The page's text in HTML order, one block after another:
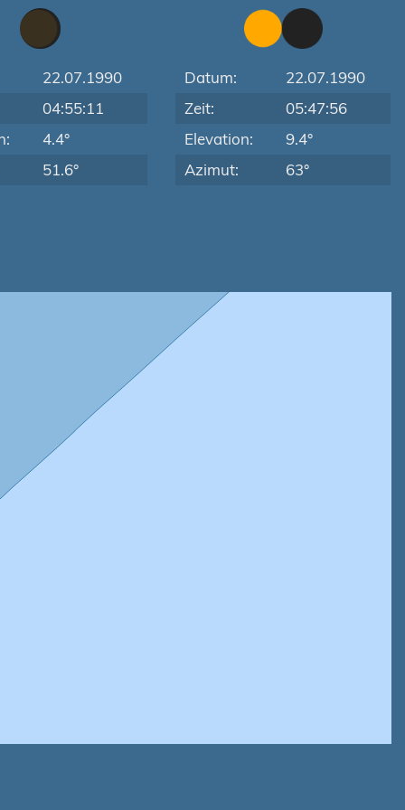
22.07.1990
04:55:11
4.4°
51.6°
Datum:
22.07.1990
Zeit:
05:47:56
Elevation:
9.4°
Azimut:
63°